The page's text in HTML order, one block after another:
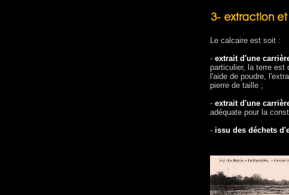
Le calcaire est soit :
- extrait d'une
particulier, la terre est
l'aide de poudre,
pierre de taille ;
- extrait d'une
adéquate pour la
- issu des déchets